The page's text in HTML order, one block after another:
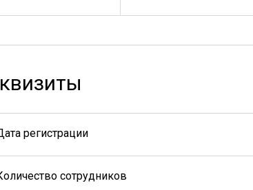
регистрации
сотрудников